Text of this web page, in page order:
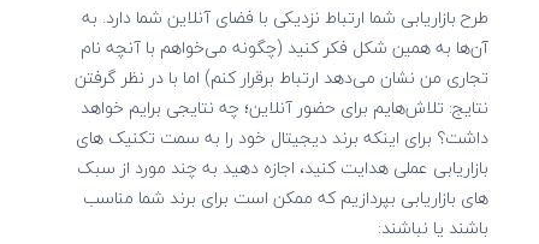
طرح بازاریابی شما ارتباط نزدیکی با فضای آنلاین شما دارد. به
آن‌ها به همین شکل فکر کنید (چگونه می‌خواهم با آنچه نام
تجاری من نشان می‌دهد ارتباط برقرار کنم) اما با در نظر گرفتن
نتایج: تلاش‌هایم برای حضور آنلاین؛ چه نتایجی برایم خواهد
داشت؟ برای اینکه برند دیجیتال خود را به سمت تکنیک های
بازاریابی عملی هدایت کنید، اجازه دهید به چند مورد از سبک
های بازاریابی بپردازیم که ممکن است برای برند شما مناسب
باشند یا نباشند: